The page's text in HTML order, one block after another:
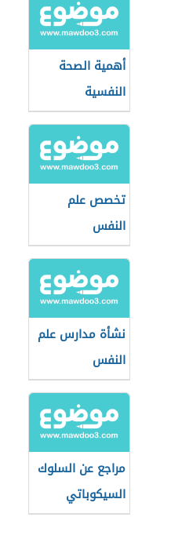
أهمية الصحة
النفسية
تخصص علم
النفس
نشأة مدارس علم
النفس
مراجع عن السلوك
السيكوباتي